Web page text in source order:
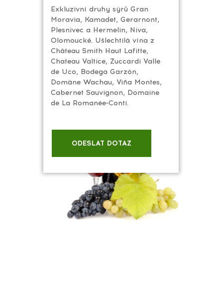
Exkluzivní druhy sýrů Gran
Moravia, Kamadet, Gerarnont,
Plesnivec a Hermelin, Niva,
Olomoucké. Ušlechtilá vína z
Château Smith Haut Lafitte,
Chateau Valtice, Zuccardi Valle
de Uco, Bodega Garzón,
Domäne Wachau, Viña Montes,
Cabernet Sauvignon, Domaine
de La Romanée-Conti.
ODESLAT DOTAZ